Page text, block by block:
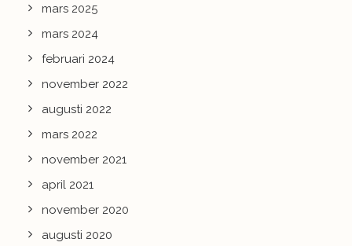
mars 2025
mars 2024
februari 2024
november 2022
augusti 2022
mars 2022
november 2021
april 2021
november 2020
augusti 2020